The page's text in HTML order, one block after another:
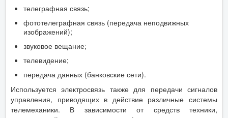
телеграфная связь;
фототелеграфная связь (передача неподвижных
изображений);
звуковое вещание;
телевидение;
передача данных (банковские сети).
Используется электросвязь также для передачи сигналов
управления, приводящих в действие различные системы
телемеханики. В зависимости от средств техники,